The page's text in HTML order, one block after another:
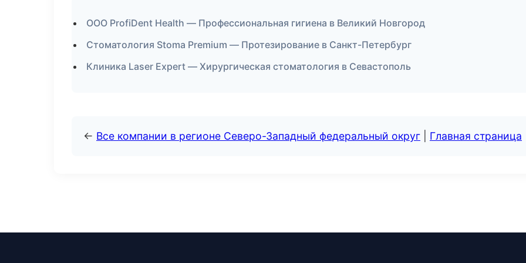
ООО ProfiDent Health — Профессиональная гигиена в Великий Новгород
Стоматология Stoma Premium — Протезирование в Санкт-Петербург
Клиника Laser Expert — Хирургическая стоматология в Севастополь
← Все компании в регионе Северо-Западный федеральный округ Главная страница